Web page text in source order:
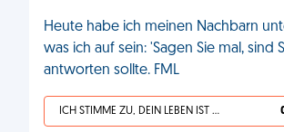
Heute habe ich meinen Nachbarn
was ich auf sein: 'Sagen Sie mal,
antworten sollte. FML
ICH STIMME ZU, DEIN LEBEN IST SCHEISSE